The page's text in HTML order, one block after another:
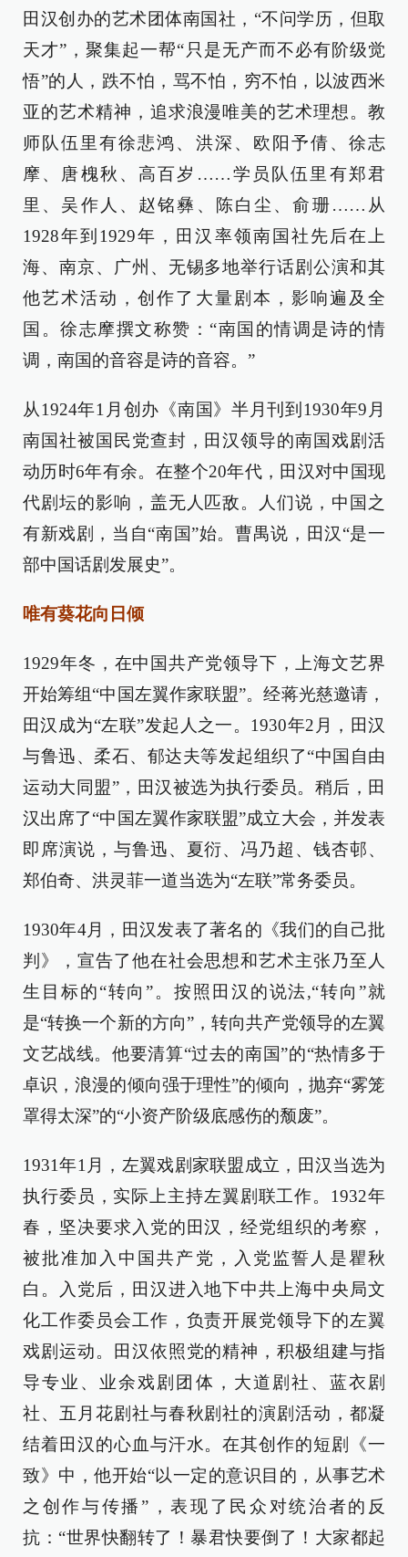
田汉创办的艺术团体南国社，“不问学历，但取
天才”，聚集起一帮“只是无产而不必有阶级觉
悟”的人，跌不怕，骂不怕，穷不怕，以波西米
亚的艺术精神，追求浪漫唯美的艺术理想。教
师队伍里有徐悲鸿、洪深、欧阳予倩、徐志
摩、唐槐秋、高百岁……学员队伍里有郑君
里、吴作人、赵铭彝、陈白尘、俞珊……从
1928年到1929年，田汉率领南国社先后在上
海、南京、广州、无锡多地举行话剧公演和其
他艺术活动，创作了大量剧本，影响遍及全
国。徐志摩撰文称赞：“南国的情调是诗的情
调，南国的音容是诗的音容。”
从1924年1月创办《南国》半月刊到1930年9月
南国社被国民党查封，田汉领导的南国戏剧活
动历时6年有余。在整个20年代，田汉对中国现
代剧坛的影响，盖无人匹敌。人们说，中国之
有新戏剧，当自“南国”始。曹禺说，田汉“是一
部中国话剧发展史”。
唯有葵花向日倾
1929年冬，在中国共产党领导下，上海文艺界
开始筹组“中国左翼作家联盟”。经蒋光慈邀请，
田汉成为“左联”发起人之一。1930年2月，田汉
与鲁迅、柔石、郁达夫等发起组织了“中国自由
运动大同盟”，田汉被选为执行委员。稍后，田
汉出席了“中国左翼作家联盟”成立大会，并发表
即席演说，与鲁迅、夏衍、冯乃超、钱杏邨、
郑伯奇、洪灵菲一道当选为“左联”常务委员。
1930年4月，田汉发表了著名的《我们的自己批
判》，宣告了他在社会思想和艺术主张乃至人
生目标的“转向”。按照田汉的说法,“转向”就
是“转换一个新的方向”，转向共产党领导的左翼
文艺战线。他要清算“过去的南国”的“热情多于
卓识，浪漫的倾向强于理性”的倾向，抛弃“雾笼
罩得太深”的“小资产阶级底感伤的颓废”。
1931年1月，左翼戏剧家联盟成立，田汉当选为
执行委员，实际上主持左翼剧联工作。1932年
春，坚决要求入党的田汉，经党组织的考察，
被批准加入中国共产党，入党监誓人是瞿秋
白。入党后，田汉进入地下中共上海中央局文
化工作委员会工作，负责开展党领导下的左翼
戏剧运动。田汉依照党的精神，积极组建与指
导专业、业余戏剧团体，大道剧社、蓝衣剧
社、五月花剧社与春秋剧社的演剧活动，都凝
结着田汉的心血与汗水。在其创作的短剧《一
致》中，他开始“以一定的意识目的，从事艺术
之创作与传播”，表现了民众对统治者的反
抗：“世界快翻转了！暴君快要倒了！大家都起